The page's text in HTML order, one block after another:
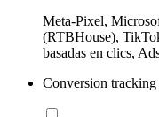
Meta-Pixel,
(RTBHouse),
basadas en clics,
Conversion